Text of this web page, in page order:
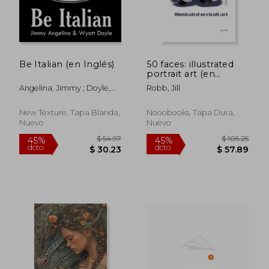
dcto. $ 23.68 dcto.
Be Italian (en Inglés)
Angelina, Jimmy ; Doyle,
New Texture, Tapa Blanda,
Nuevo
50 faces: illustrated
portrait art (en
Inglés)
Robb, Jill
Nooobooks, Tapa Dura,
Nuevo